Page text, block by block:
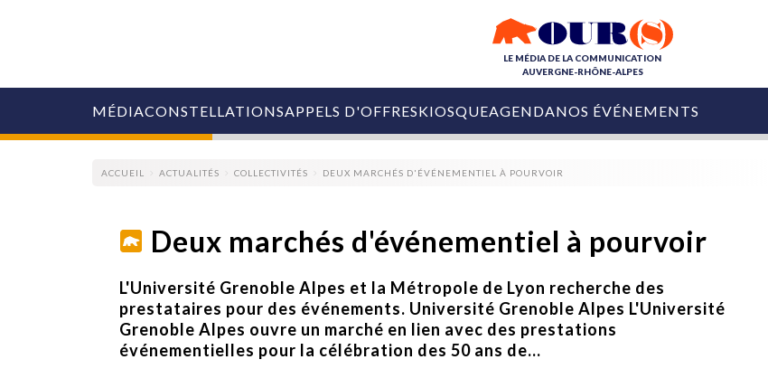
LE MÉDIA DE LA COMMUNICATION
AUVERGNE-RHÔNE-ALPES
MÉDIA
COLLECTIVITÉS
MARQUES
AGENCES
RETAIL
MÉDIAS
Nice : Denis Zanon
est décédé
COLLECTIVITÉS
PUBLIÉ LE 31 JUILLET 2026
Ardèche
Tourisme lance
Ardèche Trip
CONSTELLATIONSAPPELS D'OFFRESKIOSQUEAGENDANOS ÉVÉNEMENTS
OURS DU DIGITAL
LES RENDEZ-VOUS MÉDIA
INFLUENCE IA
ACCUEIL ACTUALITÉS COLLECTIVITÉS DEUX MARCHÉS D'ÉVÉNEMENTIEL À POURVOIR
Deux marchés d'événementiel à pourvoir
L'Université Grenoble Alpes et la Métropole de Lyon recherche des
prestataires pour des événements. Université Grenoble Alpes L'Université
Grenoble Alpes ouvre un marché en lien avec des prestations
événementielles pour la célébration des 50 ans de...